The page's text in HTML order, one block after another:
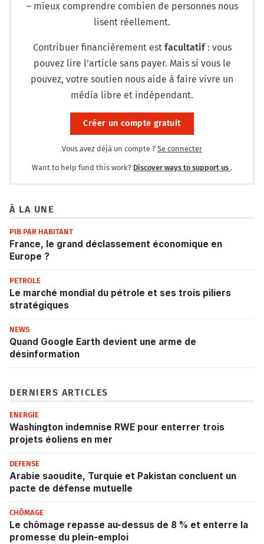
– mieux comprendre combien de personnes nous
lisent réellement.
Contribuer financièrement est facultatif: vous
pouvez lire l’article sans payer. Mais si vous le
pouvez, votre soutien nous aide à faire vivre un
média libre et indépendant.
Créer un compte gratuit
Vous avez déjà un compte ? Se connecter
Want to help fund this work? Discover ways to support us .
À LA UNE
PIB PAR HABITANT
France, le grand déclassement économique en
Europe ?
PETROLE
Le marché mondial du pétrole et ses trois piliers
stratégiques
NEWS
Quand Google Earth devient une arme de
désinformation
DERNIERS ARTICLES
ENERGIE
Washington indemnise RWE pour enterrer trois
projets éoliens en mer
DEFENSE
Arabie saoudite, Turquie et Pakistan concluent un
pacte de défense mutuelle
CHÔMAGE
Le chômage repasse au-dessus de 8 % et enterre la
promesse du plein-emploi